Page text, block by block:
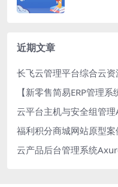
近期文章
长飞云管理平台综合云
【新零售简易ERP管理
云平台主机与安全组管
福利积分商城网站原型
云产品后台管理系统